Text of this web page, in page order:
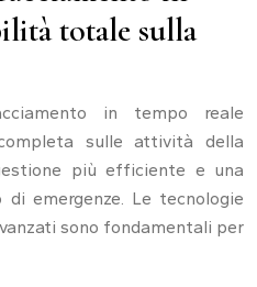
totale sulla
in tempo reale
sulle attività della
più efficiente e una
emergenze. Le tecnologie
sono fondamentali per